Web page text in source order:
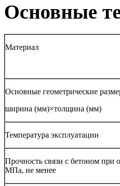
Основные
Материал
Основные геометрические
ширина (мм)×толщина (мм)
Температура эксплуатации
Прочность связи с бетоном при
МПа, не менее